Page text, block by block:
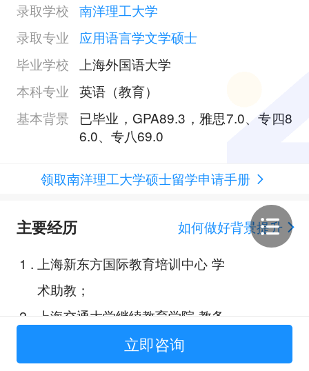
录取学校 南洋理工大学
录取专业
应用语言学文学硕士
毕业学校
上海外国语大学
本科专业 英语（教育）
基本背景
已毕业，GPA89.3，雅思7.0、专四8
6.0、专八69.0
领取南洋理工大学硕士留学申请手册
主要经历
如何做好背景提升
1 . 上海新东方国际教育培训中心 学
术助教；
2.上海交通大学继续教育学院 教务
立即咨询